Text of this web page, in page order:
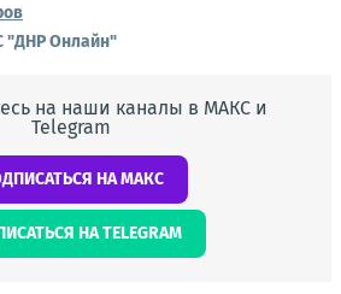
"ДНР Онлайн"
на наши каналы в МАКС и
Telegram
НА МАКС
НА TELEGRAM